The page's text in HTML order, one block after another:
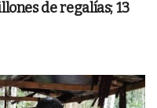
de regalías; 13